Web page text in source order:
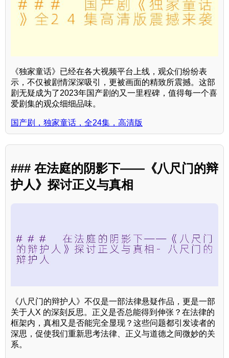
《独家童话》已经在各大视频平台上线，观众们纷纷表
示，不仅被剧情深深吸引，更被画面的精致所震撼。这部
剧无疑成为了2023年国产剧的又一里程碑，值得每一个喜
爱剧集的观众细细品味。
国产剧，独家童话，全24集，高清版
### 在法庭的阴影下——《八尺门的辩
护人》探讨正义与真相
《八尺门的辩护人》不仅是一部法律悬疑作品，更是一部
关于人X 的深刻反思。正义是否总能得到伸张？在法律的
框架内，真相又是否能完全显现？这些问题都引发读者的
深思，促使我们重新思考法律、正义与道德之间微妙的关
系。